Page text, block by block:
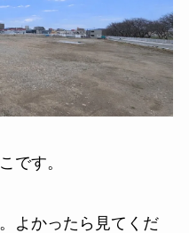
です。
よかったら見てくだ